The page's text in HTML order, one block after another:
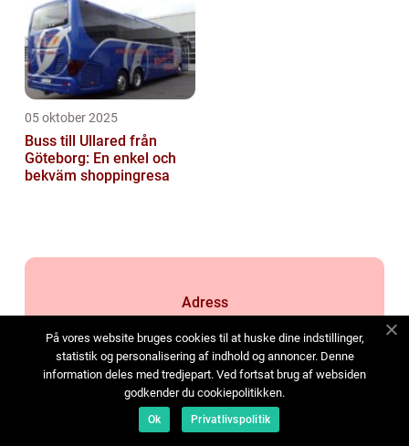
05 oktober 2025
Buss till Ullared från
Göteborg: En enkel och
bekväm shoppingresa
Adress
web: www.klikko.dk
På vores website bruges cookies til at huske dine indstillinger,
statistik og personalisering af indhold og annoncer. Denne
information deles med tredjepart. Ved fortsat brug af websiden
godkender du cookiepolitikken.
Ok Privatlivspolitik